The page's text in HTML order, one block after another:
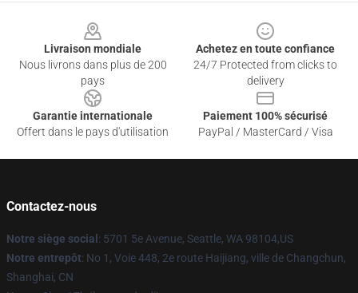
Livraison mondiale
Nous livrons dans plus de 200
pays
Achetez en toute confiance
24/7 Protected from clicks to
delivery
Garantie internationale
Offert dans le pays d'utilisation
Paiement 100% sécurisé
PayPal / MasterCard / Visa
Contactez-nous
Notre siège social : 5701 5e Avenue, Seattle, WA 98104,US
Notre entrepôt: No 1, Voie 448, 2e route Haijiang, ville de Changchun,
Shanghai, CN